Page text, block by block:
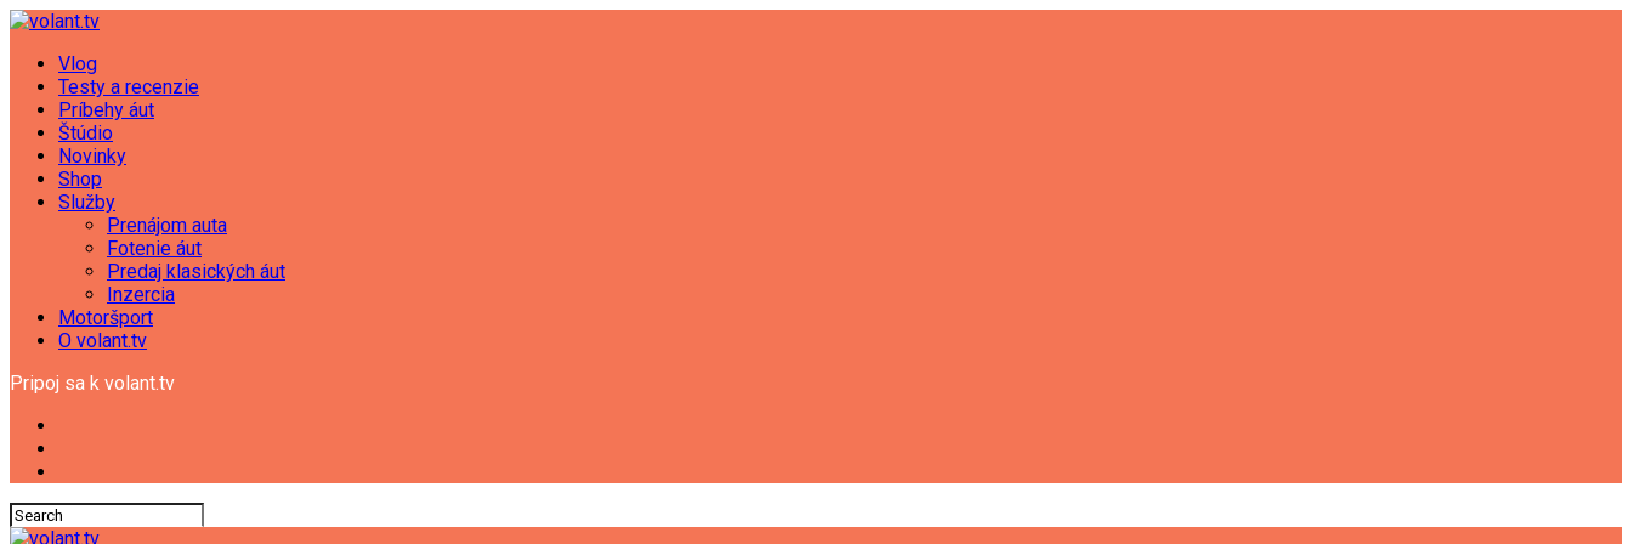
Vlog
Testy a recenzie
Príbehy áut
Štúdio
Novinky
Shop
Služby
Prenájom auta
Fotenie áut
Predaj klasických áut
Inzercia
Motoršport
O volant.tv
Pripoj sa k volant.tv